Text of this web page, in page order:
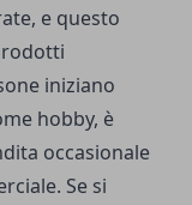
e questo
iniziano
hobby, è
occasionale
Se si